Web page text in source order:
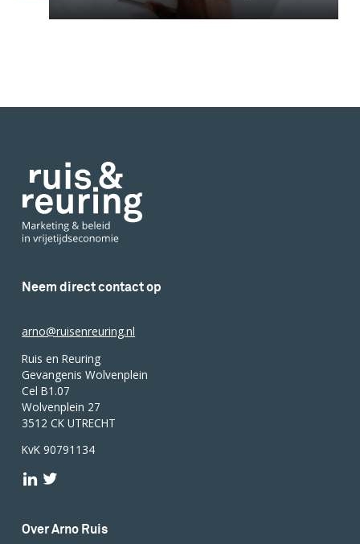
Neem direct contact op
arno@ruisenreuring.nl
Ruis en Reuring
Gevangenis Wolvenplein
Cel B1.07
Wolvenplein 27
3512 CK UTRECHT
KvK 90791134
Over Arno Ruis